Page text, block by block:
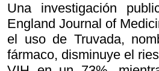
Una investigación
England Journal of
el uso de Truvada,
fármaco, disminuye el